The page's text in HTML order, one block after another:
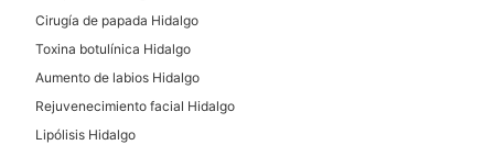
Cirugía de papada Hidalgo
Toxina botulínica Hidalgo
Aumento de labios Hidalgo
Rejuvenecimiento facial Hidalgo
Lipólisis Hidalgo